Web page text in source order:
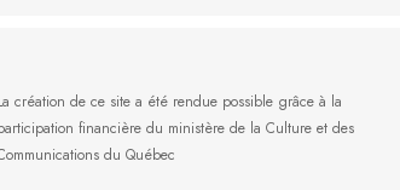
création de ce site a été rendue possible grâce à la
financière du ministère de la Culture et des
du Québec